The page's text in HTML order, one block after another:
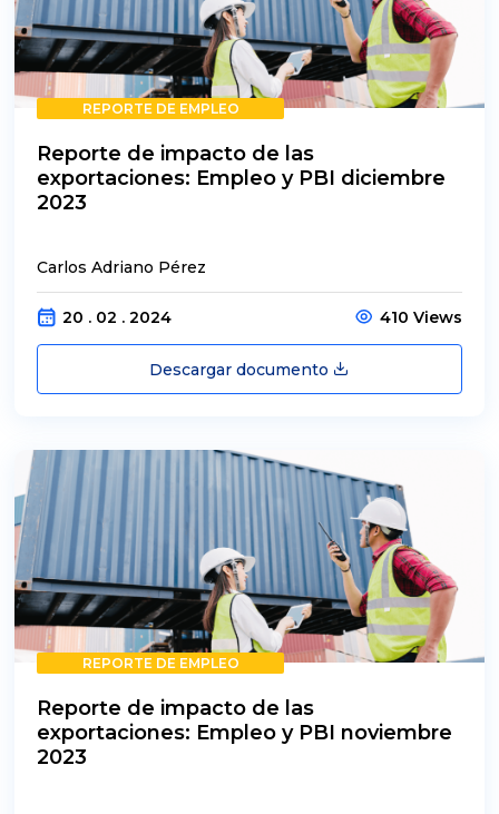
REPORTE DE EMPLEO
Reporte de impacto de las
exportaciones: Empleo y PBI diciembre
2023
Carlos Adriano Pérez
20 . 02 . 2024 410 Views
Descargar documento
REPORTE DE EMPLEO
Reporte de impacto de las
exportaciones: Empleo y PBI noviembre
2023